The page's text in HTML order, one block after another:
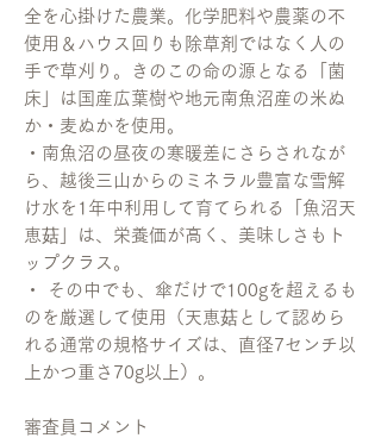
全を心掛けた農業。化学肥料や農薬の不
使用＆ハウス回りも除草剤ではなく人の
手で草刈り。きのこの命の源となる「菌
床」は国産広葉樹や地元南魚沼産の米ぬ
か・麦ぬかを使用。
・南魚沼の昼夜の寒暖差にさらされなが
ら、越後三山からのミネラル豊富な雪解
け水を1年中利用して育てられる「魚沼天
恵菇」は、栄養価が高く、美味しさもト
ップクラス。
・ その中でも、傘だけで100gを超えるも
のを厳選して使用（天恵菇として認めら
れる通常の規格サイズは、直径7センチ以
上かつ重さ70g以上）。
審査員コメント